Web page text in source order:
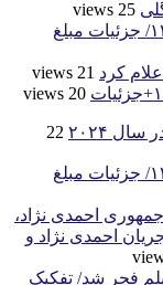
25 views
شرایط دریافت وام مسکن در سال ۱۴۰۵/ جزئیات مبلغ
کرد 21 views
20 views
۲۰۲۴
22
شرایط دریافت وام مسکن در سال ۱۴۰۵/ جزئیات مبلغ
احمدی نژاد،
احمدی نژاد و
شاهسواری دبیر جشنواره ۴۳ فیلم فجر شد/ تفکیک